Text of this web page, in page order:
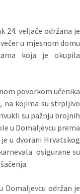
24. veljače održana je
u mjesnom domu
koja je okupila
povorkom učenika
na kojima su strpljivo
su pažnju brojnih
u Domaljevcu prema
u dvorani Hrvatskog
osigurane su
Domaljevcu održan je